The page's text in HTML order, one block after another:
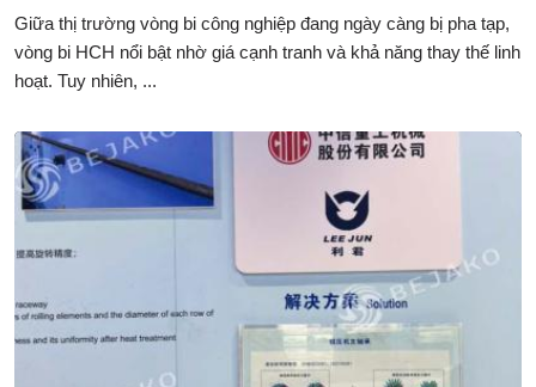
Giữa thị trường vòng bi công nghiệp đang ngày càng bị pha tạp,
vòng bi HCH nổi bật nhờ giá cạnh tranh và khả năng thay thế linh
hoạt. Tuy nhiên, ...